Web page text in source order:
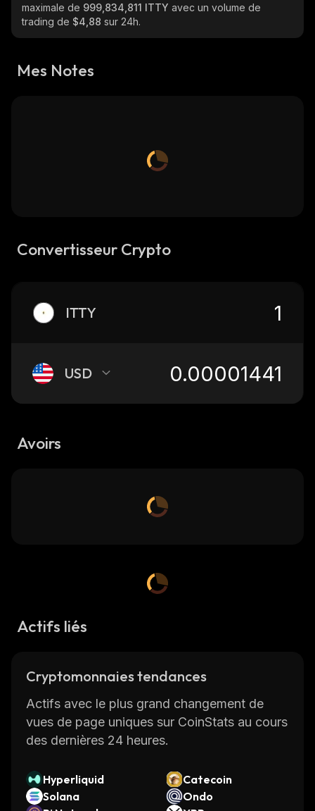
maximale de 999,834,811 ITTY avec un volume de
trading de $4,88 sur 24h.
Mes Notes
Convertisseur Crypto
ITTY
USD
Avoirs
Actifs liés
Cryptomonnaies tendances
Actifs avec le plus grand changement de
vues de page uniques sur CoinStats au cours
des dernières 24 heures.
Hyperliquid
Catecoin
Solana
Ondo